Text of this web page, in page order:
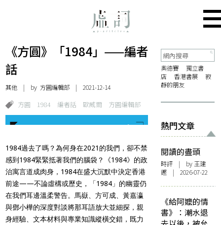
《方圓》「1984」——編者
話
其他 | by 方圓編輯部 | 2021-12-14
方圓 1984 編者話 歐威爾 方圓編輯部
1984過去了嗎？為何身在2021的我們，卻不禁
感到1984緊緊抵著我們的腦袋？《1984》的政
治寓言道成肉身，1984在盛大沉默中決定香港
前途——不論虛構或歷史，「1984」的幽靈仍
在我們耳邊溫柔警告。馬嶽、方可成、黃嘉瀛
與鄧小樺的深度對談將那耳語放大並細探，親
身經驗、文本材料與專業知識縱橫交錯，既力
奧德賽
獨立書
店
香港書展
寂
靜的朋友
熱門文章
閱讀的盡頭
時評 | by 王建
鏗 | 2026-07-22
《給阿嬤的情
書》：潮水退